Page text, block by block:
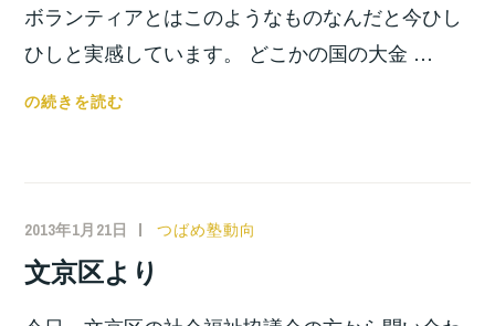
ボランティアとはこのようなものなんだと今ひし
ひしと実感しています。 どこかの国の大金 …
ボ
と
の続きを読む
2013年1月21日
小
之
つばめ塾動向
文京区より